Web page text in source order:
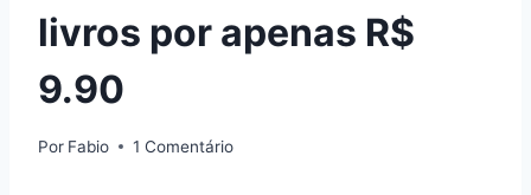
livros por apenas R$
9.90
Por Fabio 1 Comentário